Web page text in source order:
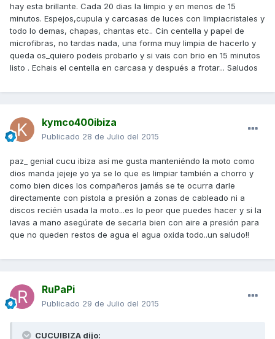
hay esta brillante. Cada 20 dias la limpio y en menos de 15
minutos. Espejos,cupula y carcasas de luces con limpiacristales y
todo lo demas, chapas, chantas etc.. Cin centella y papel de
microfibras, no tardas nada, una forma muy limpia de hacerlo y
queda os_quiero podeis probarlo y si vais con brio en 15 minutos
listo . Echais el centella en carcasa y después a frotar... Saludos
kymco400ibiza
Publicado 28 de Julio del 2015
paz_ genial cucu ibiza así me gusta manteniéndo la moto como
dios manda jejeje yo ya se lo que es limpiar también a chorro y
como bien dices los compañeros jamás se te ocurra darle
directamente con pistola a presión a zonas de cableado ni a
discos recién usada la moto...es lo peor que puedes hacer y si la
lavas a mano asegúrate de secarla bien con aire a presión para
que no queden restos de agua el agua oxida todo..un saludo!!
RuPaPi
Publicado 29 de Julio del 2015
CUCUIBIZA dijo: